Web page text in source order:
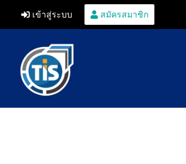
เข้าสู่ระบบ สมัครสมาชิก